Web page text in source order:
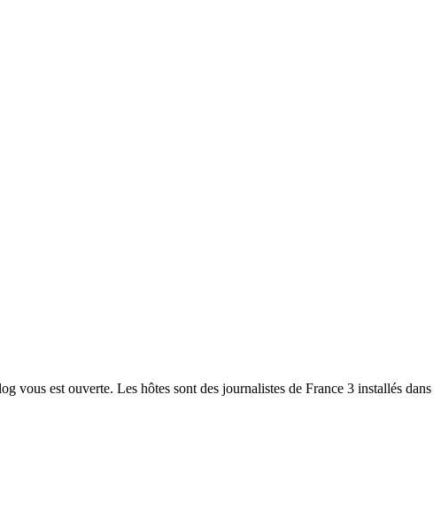
vous est ouverte. Les hôtes sont des journalistes de France 3 installés dans